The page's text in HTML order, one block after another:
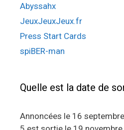
Abyssahx
JeuxJeuxJeux.fr
Press Start Cards
spiBER-man
Quelle est la date de
Annoncées le 16